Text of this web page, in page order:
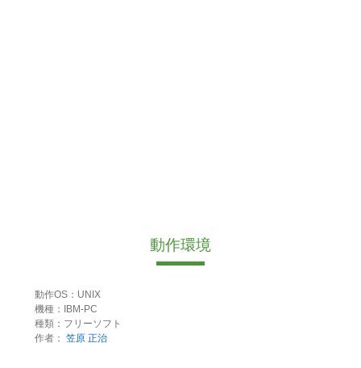
動作環境
動作OS：UNIX
機種：IBM-PC
種類：フリーソフト
作者： 笠原 正治